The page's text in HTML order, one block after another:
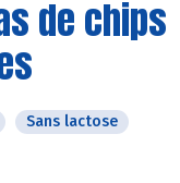
de chips
Sans lactose